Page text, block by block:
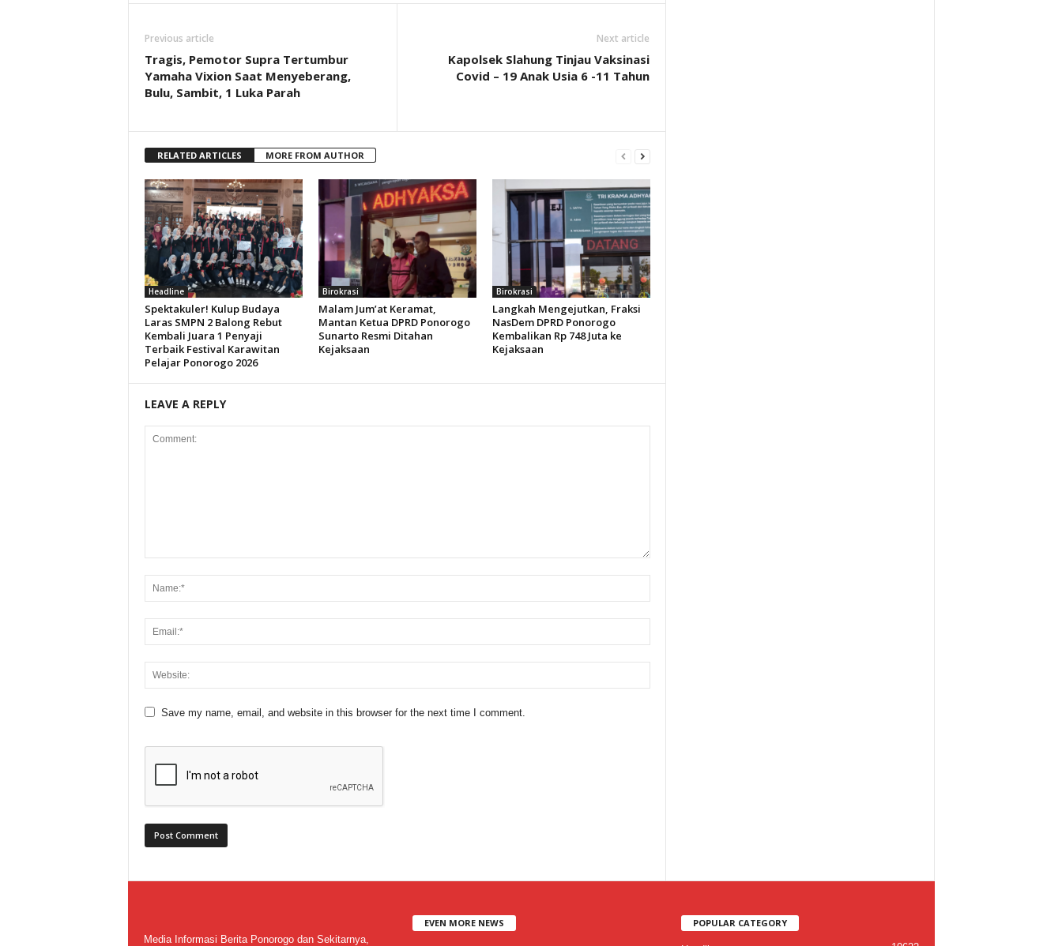
Previous article
Tragis, Pemotor Supra Tertumbur
Yamaha Vixion Saat Menyeberang,
Bulu, Sambit, 1 Luka Parah
Next article
Kapolsek Slahung Tinjau Vaksinasi
Covid – 19 Anak Usia 6 -11 Tahun
RELATED ARTICLES MORE FROM AUTHOR
Headline
Spektakuler! Kulup Budaya
Laras SMPN 2 Balong Rebut
Kembali Juara 1 Penyaji
Terbaik Festival Karawitan
Pelajar Ponorogo 2026
Birokrasi
Malam Jum’at Keramat,
Mantan Ketua DPRD Ponorogo
Sunarto Resmi Ditahan
Kejaksaan
Birokrasi
Langkah Mengejutkan, Fraksi
NasDem DPRD Ponorogo
Kembalikan Rp 748 Juta ke
Kejaksaan
LEAVE A REPLY
Save my name, email, and website in this browser for the next time I comment.
Media Informasi Berita Ponorogo dan Sekitarnya,
EVEN MORE NEWS POPULAR CATEGORY